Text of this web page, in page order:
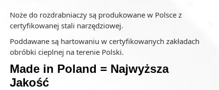
Noże do rozdrabniaczy są produkowane w Polsce z
certyfikowanej stali narzędziowej.
Poddawane są hartowaniu w certyfikowanych zakładach
obróbki cieplnej na terenie Polski.
Made in Poland = Najwyższa
Jakość